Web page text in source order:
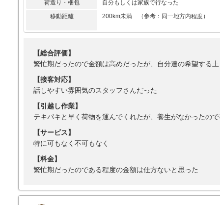
荷造り・梱包
自分もしくは家族で行なった
移動距離
200km未満 （参考：同一地方内程度）
【総合評価】
繁忙期だったので金額は高めだったが、自分達の希望する
【接客対応】
話しやすい雰囲気のスタッフさんだった
【引越し作業】
テキパキと早く荷物を運んでくれたが、養生がなかったの
【サービス】
特に可もなく不可もなく
【料金】
繁忙期だったのである程度の金額は仕方ないと思った